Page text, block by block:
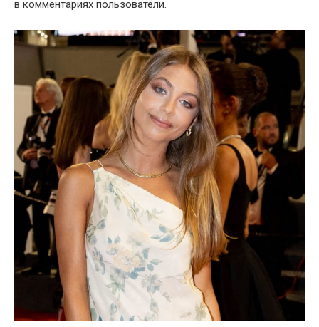
в комментариях пользователи.